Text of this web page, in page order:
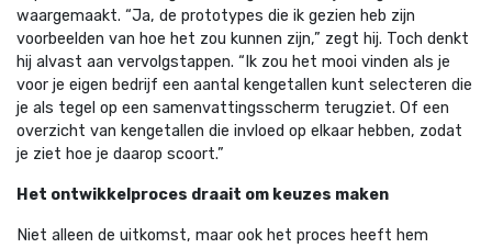
waargemaakt. “Ja, de prototypes die ik gezien heb zijn
voorbeelden van hoe het zou kunnen zijn,” zegt hij. Toch denkt
hij alvast aan vervolgstappen. “Ik zou het mooi vinden als je
voor je eigen bedrijf een aantal kengetallen kunt selecteren die
je als tegel op een samenvattingsscherm terugziet. Of een
overzicht van kengetallen die invloed op elkaar hebben, zodat
je ziet hoe je daarop scoort.”
Het ontwikkelproces draait om keuzes maken
Niet alleen de uitkomst, maar ook het proces heeft hem